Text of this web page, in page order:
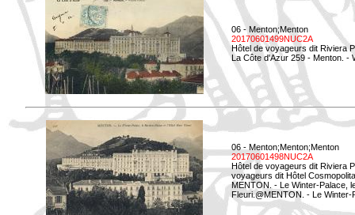
06 - Menton;Menton
20170601499NUC2A
Hôtel de voyageurs dit Riviera
La Côte d'Azur 259 - Menton. -
06 - Menton;Menton;Menton
20170601498NUC2A
Hôtel de voyageurs dit Riviera
voyageurs dit Hôtel
MENTON. - Le Winter-Palace,
Fleuri.@MENTON. - Le